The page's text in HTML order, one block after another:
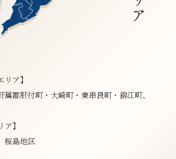
リア】
郡肝付町・大崎町・東串良町・錦江町、
】
桜島地区